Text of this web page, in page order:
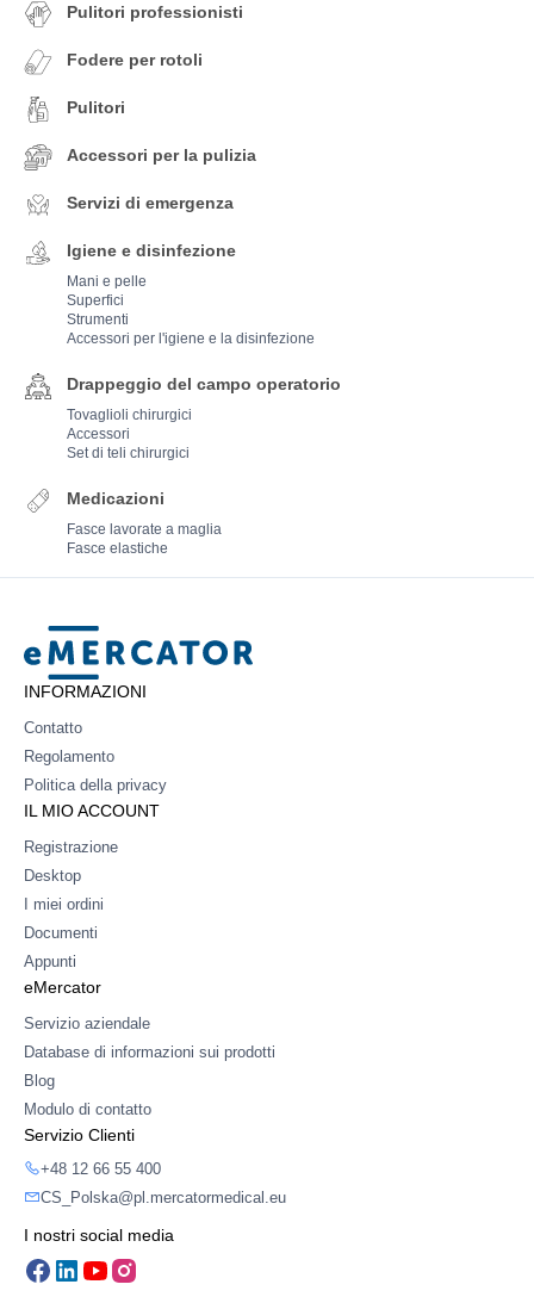
Pulitori professionisti
Fodere per rotoli
Pulitori
Accessori per la pulizia
Servizi di emergenza
Igiene e disinfezione
Mani e pelle
Superfici
Strumenti
Accessori per l'igiene e la disinfezione
Drappeggio del campo operatorio
Tovaglioli chirurgici
Accessori
Set di teli chirurgici
Medicazioni
Fasce lavorate a maglia
Fasce elastiche
Mercator
INFORMAZIONI
Contatto
Regolamento
Politica della privacy
IL MIO ACCOUNT
Registrazione
Desktop
I miei ordini
Documenti
Appunti
eMercator
Servizio aziendale
Database di informazioni sui prodotti
Blog
Modulo di contatto
Servizio Clienti
+48 12 66 55 400
CS_Polska@pl.mercatormedical.eu
I nostri social media